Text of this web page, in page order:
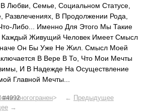
Любви, Семье, Соци­альном Стат­усе,
Разв­лече­ниях, В Прод­олже­нии Рода,
­Либо­... Именно Для Этого Мы Такие
Каждый Живущий Человек Имеет Смысл
Он Бы Уже Не Жил. Смысл Моей
В Вере В То, Что Мои Мечты
И В Надежде На Осущ­еств­ление
Главной Мечт­ы...
#4992многогранен> ← Предыдущее
→